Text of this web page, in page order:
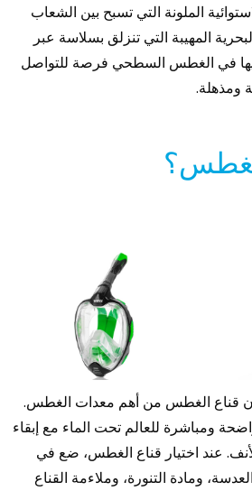
الملونة التي تسبح بين الشعاب
المهيبة التي تنزلق بسلاسة عبر
في الغطس السطحي فرصة للتواصل
ومذهلة.
قناع الغطس من أهم معدات الغطس.
ومباشرة للعالم تحت الماء مع إبقاء
عند اختيار قناع الغطس، ضع في
ومادة التنورة، وملاءمة القناع